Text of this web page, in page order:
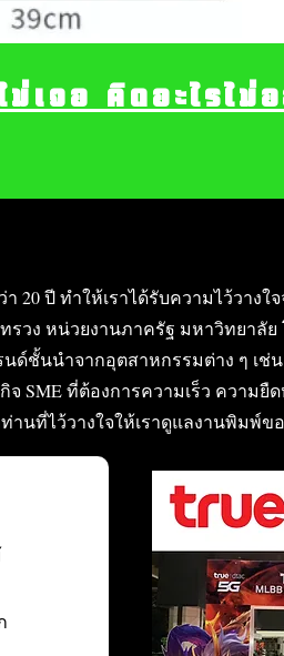
20 ปี ทำให้เราได้รับความไว้วา
รวง หน่วยงานภาครัฐ มหาวิทยาลัย
ด์ชั้นนำจากอุตสาหกรรมต่าง ๆ เช่
SME ที่ต้องการความเร็ว ความยื
นที่ไว้วางใจให้เราดูแลงานพิมพ์ข
ม่เจอ คิดอะไรไ